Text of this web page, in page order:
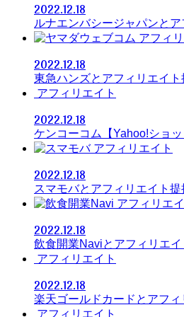
2022.12.18
ルナエンバシージャパンと
アフィ
2022.12.18
東急ハンズとアフィリエイ
アフィリエイト
2022.12.18
ケンコーコム【Yahoo!ショ
アフィリエイト
2022.12.18
スマモバとアフィリエイト
アフィリエ
2022.12.18
飲食開業Naviとアフィリエ
アフィリエイト
2022.12.18
楽天ゴールドカードとアフ
アフィリエイト